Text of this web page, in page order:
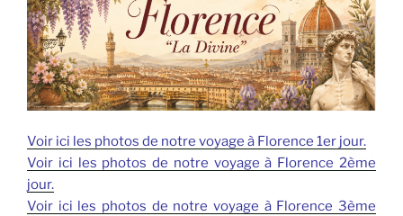
Voir ici les photos de notre voyage à Florence 1er jour.
Voir ici les photos de notre voyage à Florence 2ème
jour.
Voir ici les photos de notre voyage à Florence 3ème